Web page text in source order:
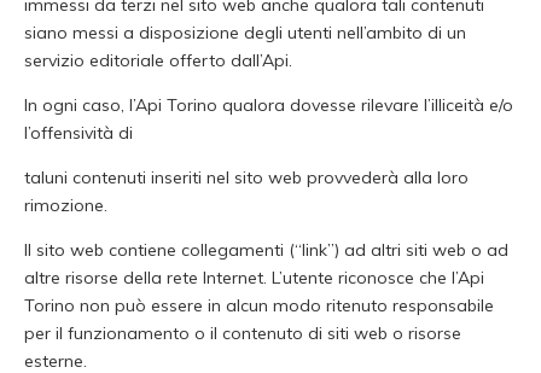
immessi da terzi nel sito web anche qualora tali contenuti
siano messi a disposizione degli utenti nell’ambito di un
servizio editoriale offerto dall’Api.
In ogni caso, l’Api Torino qualora dovesse rilevare l’illiceità e/o
l’offensività di
taluni contenuti inseriti nel sito web provvederà alla loro
rimozione.
Il sito web contiene collegamenti (“link”) ad altri siti web o ad
altre risorse della rete Internet. L’utente riconosce che l’Api
Torino non può essere in alcun modo ritenuto responsabile
per il funzionamento o il contenuto di siti web o risorse
esterne.